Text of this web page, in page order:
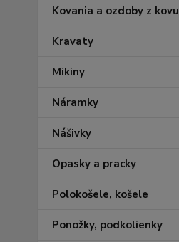
Kovania a ozdoby z kovu
Kravaty
Mikiny
Náramky
Nášivky
Opasky a pracky
Polokošele, košele
Ponožky, podkolienky